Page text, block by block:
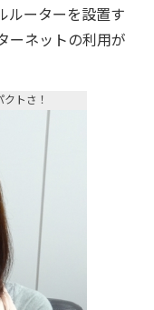
ルーターを設置す
ーネットの利用が
トさ！